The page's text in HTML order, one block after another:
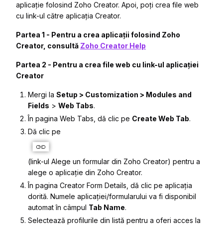
aplicație folosind Zoho Creator. Apoi, poți crea file web
cu link-ul către aplicația Creator.
Partea 1 - Pentru a crea aplicații folosind Zoho
Creator, consultă Zoho Creator Help
Partea 2 - Pentru a crea file web cu link-ul aplicației
Creator
Mergi la Setup > Customization > Modules and
Fields > Web Tabs.
În pagina Web Tabs , dă clic pe Create Web Tab.
Dă clic pe
(link-ul Alege un formular din Zoho Creator) pentru a
alege o aplicație din Zoho Creator.
În pagina Creator Form Details , dă clic pe aplicația
dorită. Numele aplicației/formularului va fi disponibil
automat în câmpul Tab Name.
Selectează profilurile din listă pentru a oferi acces la